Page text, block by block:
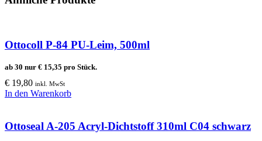
Ottocoll P-84 PU-Leim, 500ml
ab 30 nur € 15,35 pro Stück.
€ 19,80 inkl. MwSt
In den Warenkorb
Ottoseal A-205 Acryl-Dichtstoff 310ml C04 schwarz